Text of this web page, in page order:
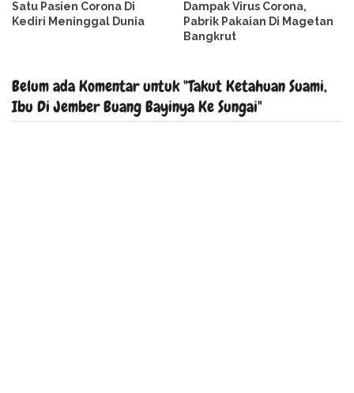
Satu Pasien Corona Di
Kediri Meninggal Dunia
Dampak Virus Corona,
Pabrik Pakaian Di Magetan
Bangkrut
Belum ada Komentar untuk "Takut Ketahuan Suami,
Ibu Di Jember Buang Bayinya Ke Sungai"